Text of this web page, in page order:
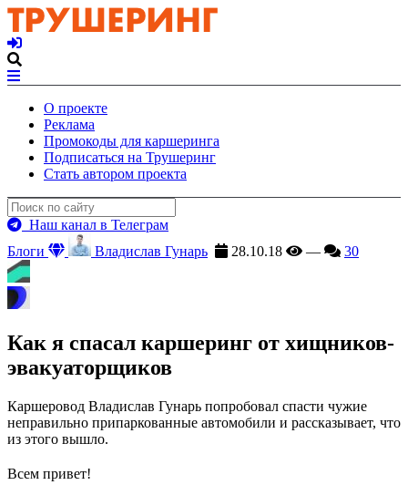
О проекте
Реклама
Промокоды для каршеринга
Подписаться на Трушеринг
Стать автором проекта
Наш канал в Телеграм
Блоги
Владислав Гунарь 28.10.18 — 30
Как я спасал каршеринг от хищников-
эвакуаторщиков
Каршеровод Владислав Гунарь попробовал спасти чужие
неправильно припаркованные автомобили и рассказывает, что
из этого вышло.
Всем привет!